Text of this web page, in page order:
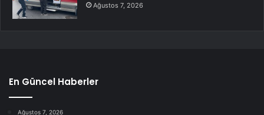
Ağustos 7, 2026
En Güncel Haberler
Ağustos 7, 2026